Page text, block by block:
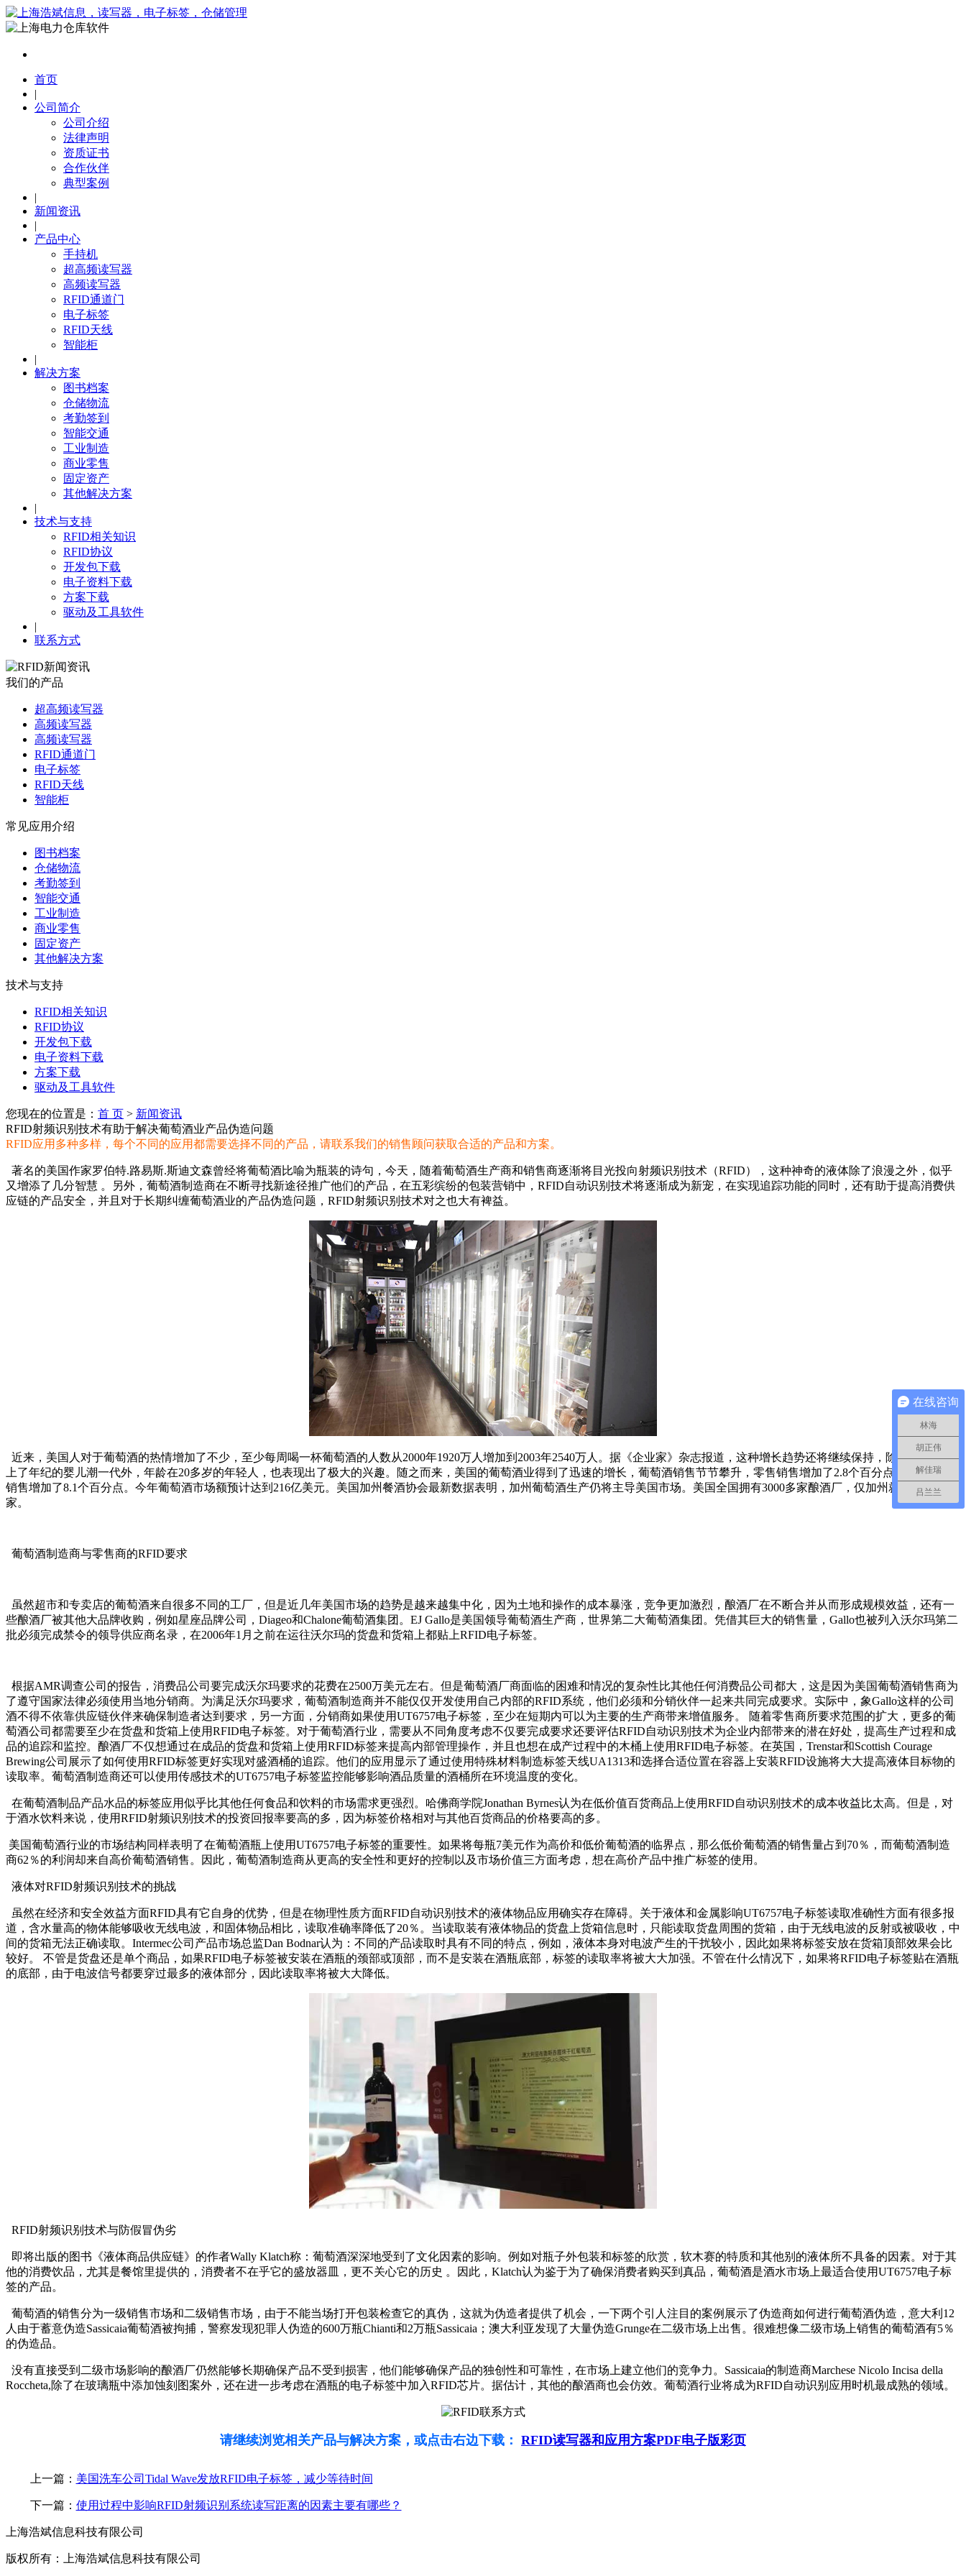
首页
|
公司简介
公司介绍
法律声明
资质证书
合作伙伴
典型案例
|
新闻资讯
|
产品中心
手持机
超高频读写器
高频读写器
RFID通道门
电子标签
RFID天线
智能柜
|
解决方案
图书档案
仓储物流
考勤签到
智能交通
工业制造
商业零售
固定资产
其他解决方案
|
技术与支持
RFID相关知识
RFID协议
开发包下载
电子资料下载
方案下载
驱动及工具软件
|
联系方式
我们的产品
超高频读写器
高频读写器
高频读写器
RFID通道门
电子标签
RFID天线
智能柜
常见应用介绍
图书档案
仓储物流
考勤签到
智能交通
工业制造
商业零售
固定资产
其他解决方案
技术与支持
RFID相关知识
RFID协议
开发包下载
电子资料下载
方案下载
驱动及工具软件
您现在的位置是： 首 页 > 新闻资讯
RFID射频识别技术有助于解决葡萄酒业产品伪造问题
RFID应用多种多样，每个不同的应用都需要选择不同的产品，请联系我们的销售顾问获取合适的产品和方案。
著名的美国作家罗伯特.路易斯.斯迪文森曾经将葡萄酒比喻为瓶装的诗句，今天，随着葡萄酒生产商和销售商逐渐将目光投向射频识别技术（RFID），这种神奇的液体除了浪漫之外，似乎
又增添了几分智慧 。另外，葡萄酒制造商在不断寻找新途径推广他们的产品，在五彩缤纷的包装营销中，RFID自动识别技术将逐渐成为新宠，在实现追踪功能的同时，还有助于提高消费供
应链的产品安全，并且对于长期纠缠葡萄酒业的产品伪造问题，RFID射频识别技术对之也大有裨益。
近来，美国人对于葡萄酒的热情增加了不少，至少每周喝一杯葡萄酒的人数从2000年1920万人增加到2003年2540万人。据《企业家》杂志报道，这种增长趋势还将继续保持，除了较富裕和
上了年纪的婴儿潮一代外，年龄在20多岁的年轻人，也表现出了极大的兴趣。随之而来，美国的葡萄酒业得到了迅速的增长，葡萄酒销售节节攀升，零售销售增加了2.8个百分点，餐馆酒吧
销售增加了8.1个百分点。今年葡萄酒市场额预计达到216亿美元。美国加州餐酒协会最新数据表明，加州葡萄酒生产仍将主导美国市场。美国全国拥有3000多家酿酒厂，仅加州就有800余
家。
葡萄酒制造商与零售商的RFID要求
虽然超市和专卖店的葡萄酒来自很多不同的工厂，但是近几年美国市场的趋势是越来越集中化，因为土地和操作的成本暴涨，竞争更加激烈，酿酒厂在不断合并从而形成规模效益，还有一
些酿酒厂被其他大品牌收购，例如星座品牌公司，Diageo和Chalone葡萄酒集团。EJ Gallo是美国领导葡萄酒生产商，世界第二大葡萄酒集团。凭借其巨大的销售量，Gallo也被列入沃尔玛第二
批必须完成禁令的领导供应商名录，在2006年1月之前在运往沃尔玛的货盘和货箱上都贴上RFID电子标签。
根据AMR调查公司的报告，消费品公司要完成沃尔玛要求的花费在2500万美元左右。但是葡萄酒厂商面临的困难和情况的复杂性比其他任何消费品公司都大，这是因为美国葡萄酒销售商为
了遵守国家法律必须使用当地分销商。为满足沃尔玛要求，葡萄酒制造商并不能仅仅开发使用自己内部的RFID系统，他们必须和分销伙伴一起来共同完成要求。实际中，象Gallo这样的公司
酒不得不依靠供应链伙伴来确保制造者达到要求，另一方面，分销商如果使用UT6757电子标签，至少在短期内可以为主要的生产商带来增值服务。 随着零售商所要求范围的扩大，更多的葡
萄酒公司都需要至少在货盘和货箱上使用RFID电子标签。对于葡萄酒行业，需要从不同角度考虑不仅要完成要求还要评估RFID自动识别技术为企业内部带来的潜在好处，提高生产过程和成
品的追踪和监控。酿酒厂不仅想通过在成品的货盘和货箱上使用RFID标签来提高内部管理操作，并且也想在成产过程中的木桶上使用RFID电子标签。在英国，Trenstar和Scottish Courage
Brewing公司展示了如何使用RFID标签更好实现对盛酒桶的追踪。他们的应用显示了通过使用特殊材料制造标签天线UA1313和选择合适位置在容器上安装RFID设施将大大提高液体目标物的
读取率。葡萄酒制造商还可以使用传感技术的UT6757电子标签监控能够影响酒品质量的酒桶所在环境温度的变化。
在葡萄酒制品产品水品的标签应用似乎比其他任何食品和饮料的市场需求更强烈。哈佛商学院Jonathan Byrnes认为在低价值百货商品上使用RFID自动识别技术的成本收益比太高。但是，对
于酒水饮料来说，使用RFID射频识别技术的投资回报率要高的多，因为标签价格相对与其他百货商品的价格要高的多。
美国葡萄酒行业的市场结构同样表明了在葡萄酒瓶上使用UT6757电子标签的重要性。如果将每瓶7美元作为高价和低价葡萄酒的临界点，那么低价葡萄酒的销售量占到70％，而葡萄酒制造
商62％的利润却来自高价葡萄酒销售。因此，葡萄酒制造商从更高的安全性和更好的控制以及市场价值三方面考虑，想在高价产品中推广标签的使用。
液体对RFID射频识别技术的挑战
虽然在经济和安全效益方面RFID具有它自身的优势，但是在物理性质方面RFID自动识别技术的液体物品应用确实存在障碍。关于液体和金属影响UT6757电子标签读取准确性方面有很多报
道，含水量高的物体能够吸收无线电波，和固体物品相比，读取准确率降低了20％。当读取装有液体物品的货盘上货箱信息时，只能读取货盘周围的货箱，由于无线电波的反射或被吸收，中
间的货箱无法正确读取。Intermec公司产品市场总监Dan Bodnar认为：不同的产品读取时具有不同的特点，例如，液体本身对电波产生的干扰较小，因此如果将标签安放在货箱顶部效果会比
较好。 不管是货盘还是单个商品，如果RFID电子标签被安装在酒瓶的颈部或顶部，而不是安装在酒瓶底部，标签的读取率将被大大加强。不管在什么情况下，如果将RFID电子标签贴在酒瓶
的底部，由于电波信号都要穿过最多的液体部分，因此读取率将被大大降低。
RFID射频识别技术与防假冒伪劣
即将出版的图书《液体商品供应链》的作者Wally Klatch称：葡萄酒深深地受到了文化因素的影响。例如对瓶子外包装和标签的欣赏，软木赛的特质和其他别的液体所不具备的因素。对于其
他的消费饮品，尤其是餐馆里提供的，消费者不在乎它的盛放器皿，更不关心它的历史 。因此，Klatch认为鉴于为了确保消费者购买到真品，葡萄酒是酒水市场上最适合使用UT6757电子标
签的产品。
葡萄酒的销售分为一级销售市场和二级销售市场，由于不能当场打开包装检查它的真伪，这就为伪造者提供了机会，一下两个引人注目的案例展示了伪造商如何进行葡萄酒伪造，意大利12
人由于蓄意伪造Sassicaia葡萄酒被拘捕，警察发现犯罪人伪造的600万瓶Chianti和2万瓶Sassicaia；澳大利亚发现了大量伪造Grunge在二级市场上出售。很难想像二级市场上销售的葡萄酒有5％
的伪造品。
没有直接受到二级市场影响的酿酒厂仍然能够长期确保产品不受到损害，他们能够确保产品的独创性和可靠性，在市场上建立他们的竞争力。Sassicaia的制造商Marchese Nicolo Incisa della
Roccheta,除了在玻璃瓶中添加蚀刻图案外，还在进一步考虑在酒瓶的电子标签中加入RFID芯片。据估计，其他的酿酒商也会仿效。葡萄酒行业将成为RFID自动识别应用时机最成熟的领域。
请继续浏览相关产品与解决方案，或点击右边下载： RFID读写器和应用方案PDF电子版彩页
上一篇： 美国洗车公司Tidal Wave发放RFID电子标签，减少等待时间
下一篇： 使用过程中影响RFID射频识别系统读写距离的因素主要有哪些？
上海浩斌信息科技有限公司
版权所有：上海浩斌信息科技有限公司
在线咨询
林海
胡正伟
解佳瑞
吕兰兰